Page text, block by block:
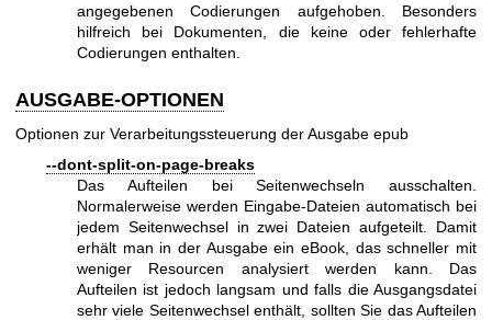
angegebenen Codierungen aufgehoben. Besonders
hilfreich bei Dokumenten, die keine oder fehlerhafte
Codierungen enthalten.
AUSGABE-OPTIONEN
Optionen zur Verarbeitungssteuerung der Ausgabe epub
--dont-split-on-page-breaks
Das Aufteilen bei Seitenwechseln ausschalten.
Normalerweise werden Eingabe-Dateien automatisch bei
jedem Seitenwechsel in zwei Dateien aufgeteilt. Damit
erhält man in der Ausgabe ein eBook, das schneller mit
weniger Resourcen analysiert werden kann. Das
Aufteilen ist jedoch langsam und falls die Ausgangsdatei
sehr viele Seitenwechsel enthält, sollten Sie das Aufteilen